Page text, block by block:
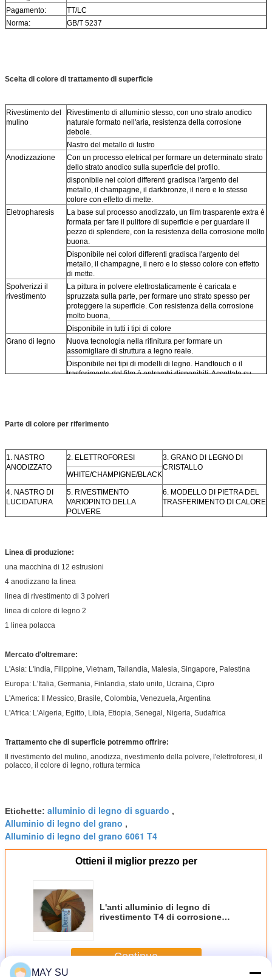
Pagamento:
TT/LC
Norma:
GB/T 5237
Scelta di colore di trattamento di superficie
Rivestimento del
mulino
Rivestimento di alluminio stesso, con uno strato anodico
naturale formato nell'aria, resistenza della corrosione
debole.
Nastro del metallo di lustro
Anodizzazione
Con un processo eletrical per formare un determinato strato
dello strato anodico sulla superficie del profilo.
disponibile nei colori differenti gradisca l'argento del
metallo, il champagne, il darkbronze, il nero e lo stesso
colore con effetto di mette.
Eletropharesis
La base sul processo anodizzato, un film trasparente extra è
formata per fare il pulitore di superficie e per guardare il
pezzo di splendere, con la resistenza della corrosione molto
buona.
Disponibile nei colori differenti gradisca l'argento del
metallo, il champagne, il nero e lo stesso colore con effetto
di mette.
Spolverizzi il
rivestimento
La pittura in polvere elettrostaticamente è caricata e
spruzzata sulla parte, per formare uno strato spesso per
proteggere la superficie. Con resistenza della corrosione
molto buona,
Disponibile in tutti i tipi di colore
Grano di legno
Nuova tecnologia nella rifinitura per formare un
assomigliare di struttura a legno reale.
Disponibile nei tipi di modelli di legno. Handtouch o il
trasferimento del film è entrambi disponibili. Accettato su
Disponibile in tutti i tipi di colore
Parte di colore per riferimento
1. NASTRO
ANODIZZATO
2. ELETTROFORESI
3. GRANO DI LEGNO DI
CRISTALLO
WHITE/CHAMPIGNE/BLACK
4. NASTRO DI
LUCIDATURA
5. RIVESTIMENTO
VARIOPINTO DELLA
POLVERE
6. MODELLO DI PIETRA DEL
TRASFERIMENTO DI CALORE
Linea di produzione:
una macchina di 12 estrusioni
4 anodizzano la linea
linea di rivestimento di 3 polveri
linea di colore di legno 2
1 linea polacca
Mercato d'oltremare:
L'Asia: L'India, Filippine, Vietnam, Tailandia, Malesia, Singapore, Palestina
Europa: L'Italia, Germania, Finlandia, stato unito, Ucraina, Cipro
L'America: Il Messico, Brasile, Colombia, Venezuela, Argentina
L'Africa: L'Algeria, Egitto, Libia, Etiopia, Senegal, Nigeria, Sudafrica
Trattamento che di superficie potremmo offrire:
Il rivestimento del mulino, anodizza, rivestimento della polvere, l'elettroforesi, il
polacco, il colore di legno, rottura termica
Etichette: alluminio di legno di sguardo ,
Alluminio di legno del grano ,
Alluminio di legno del grano 6061 T4
Ottieni il miglior prezzo per
L'anti alluminio di legno di
rivestimento T4 di corrosione
Continua
MAY SU